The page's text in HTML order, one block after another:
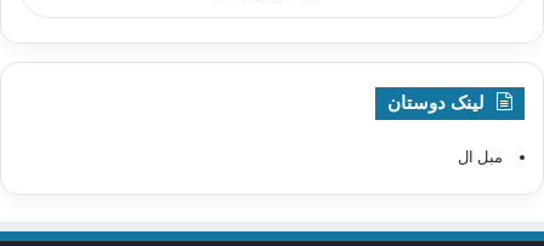
لینک دوستان
مبل ال